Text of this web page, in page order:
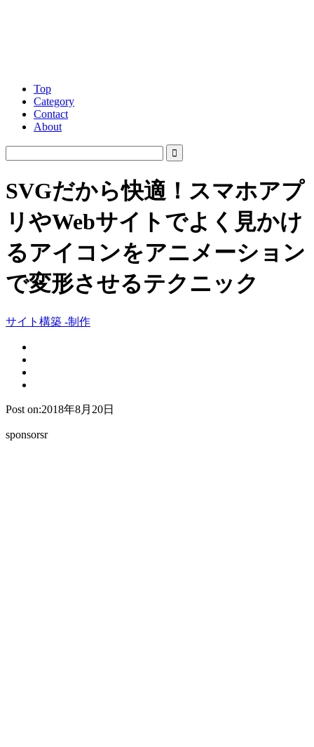
Top
Category
Contact
About
SVGだから快適！スマホアプ
リやWebサイトでよく見かけ
るアイコンをアニメーション
で変形させるテクニック
サイト構築 -制作
Post on:2018年8月20日
sponsorsr